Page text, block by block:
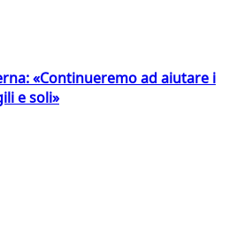
«Continueremo ad aiutare i
e soli»